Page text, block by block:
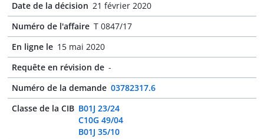
Date de la décision 21 février 2020
Numéro de l'affaire T 0847/17
En ligne le 15 mai 2020
Requête en révision de -
Numéro de la demande 03782317.6
Classe de la CIB B01J 23/24
C10G 49/04
B01J 35/10